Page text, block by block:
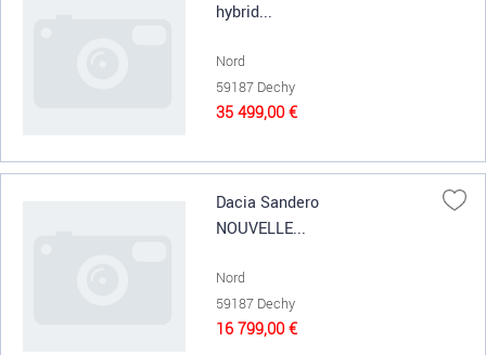
hybrid...
Nord
59187 Dechy
35 499,00 €
Dacia Sandero
NOUVELLE...
Nord
59187 Dechy
16 799,00 €